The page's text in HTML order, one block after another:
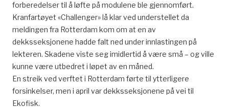
forberedelser til å løfte på modulene ble gjennomført.
Kranfartøyet «Challenger» lå klar ved understellet da
meldingen fra Rotterdam kom om at en av
dekksseksjonene hadde falt ned under innlastingen på
lekteren. Skadene viste seg imidlertid å være små – og ville
kunne være utbedret i løpet av en måned.
En streik ved verftet i Rotterdam førte til ytterligere
forsinkelser, men i april var dekksseksjonene på vei til
Ekofisk.